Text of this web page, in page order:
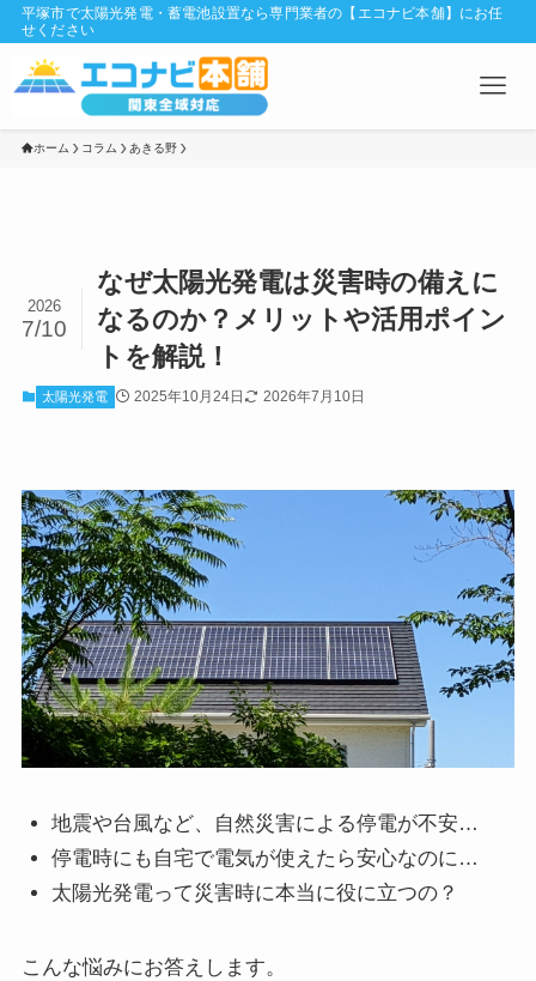
平塚市で太陽光発電・蓄電池設置なら専門業者の【エコナビ本舗】にお任
せください
ホーム コラム あきる野
なぜ太陽光発電は災害時の備えに
なるのか？メリットや活用ポイン
トを解説！
2026
7/10
太陽光発電 2025年10月24日 2026年7月10日
地震や台風など、自然災害による停電が不安…
停電時にも自宅で電気が使えたら安心なのに…
太陽光発電って災害時に本当に役に立つの？
こんな悩みにお答えします。